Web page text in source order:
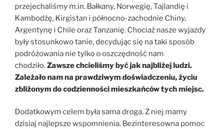
przejechaliśmy m.in. Bałkany, Norwegię, Tajlandię i
Kambodżę, Kirgistan i północno-zachodnie Chiny,
Argentynę i Chile oraz Tanzanię. Chociaż nasze wyjazdy
były stosunkowo tanie, decydując się na taki sposób
podróżowania nie tylko o oszczędność nam
chodziło.Zawsze chcieliśmy być jak najbliżej ludzi.
Zależało nam na prawdziwym doświadczeniu, życiu
zbliżonym do codzienności mieszkańców tych miejsc.
Dodatkowym celem była sama droga. Z niej mamy
dzisiaj najlepsze wspomnienia. Bezinteresowna pomoc